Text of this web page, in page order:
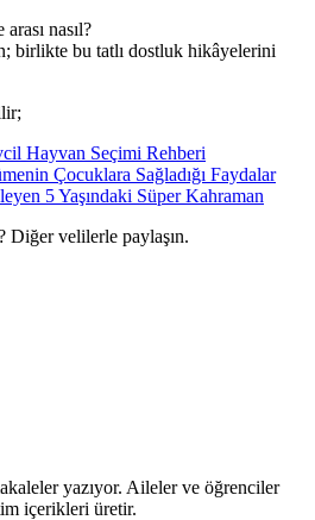
nasıl?
birlikte bu tatlı dostluk hikâyelerini
Hayvan Seçimi Rehberi
Çocuklara Sağladığı Faydalar
5 Yaşındaki Süper Kahraman
Diğer velilerle paylaşın.
yazıyor. Aileler ve öğrenciler
içerikleri üretir.